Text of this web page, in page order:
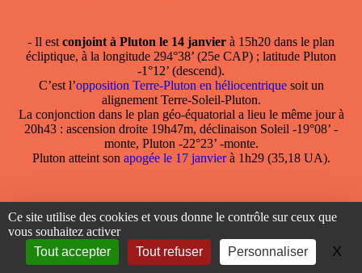
- Il est conjoint à Pluton le 14 janvier à 15h20 dans le plan
écliptique, à la longitude 294°38’ (25e CAP) ; latitude Pluton
-1°12’ (descend).
C’est l’opposition Terre-Pluton en héliocentriquesoit un
alignement Terre-Soleil-Pluton.
La conjonction dans le plan géo-équatorial a lieu le même jour à
20h43 : ascension droite 19h47m, déclinaison Soleil -19°08’ -
monte, Pluton -22°23’ -monte.
Pluton atteint son apogée le 17 janvierà 1h29 (35,18 UA).
Ce site utilise des cookies et vous donne le contrôle sur ceux que
vous souhaitez activer
Tout accepter
Tout refuser Personnaliser X